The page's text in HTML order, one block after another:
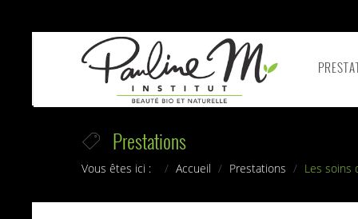
Prestations
Vous êtes ici : Accueil Prestations Les soins